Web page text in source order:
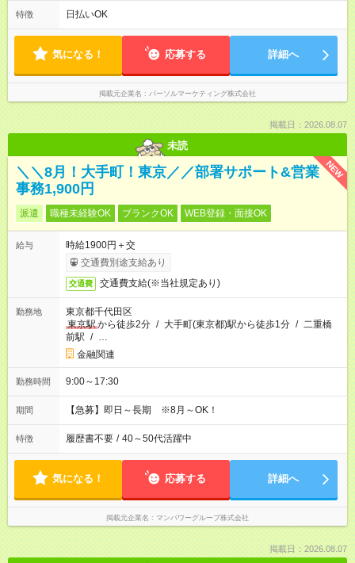
特徴 日払いOK
気になる！ 応募する 詳細へ
掲載元企業名 パーソルマーケティング株式会社
掲載日：2026.08.07
未読
NEW
＼＼8月！大手町！東京／／部署サポート&営業
事務1,900円
派遣 職種未経験OK ブランクOK WEB登録・面接OK
給与
時給1900円＋交
交通費別途支給あり
交通費 交通費支給(※当社規定あり)
勤務地
東京都千代田区
東京駅から徒歩2分 / 大手町(東京都)駅から徒歩1分 / 二重橋
前駅 / …
金融関連
勤務時間 9:00～17:30
期間 【急募】即日～長期 ※8月～OK！
特徴 履歴書不要 / 40～50代活躍中
気になる！ 応募する 詳細へ
掲載元企業名 マンパワーグループ株式会社
掲載日：2026.08.07